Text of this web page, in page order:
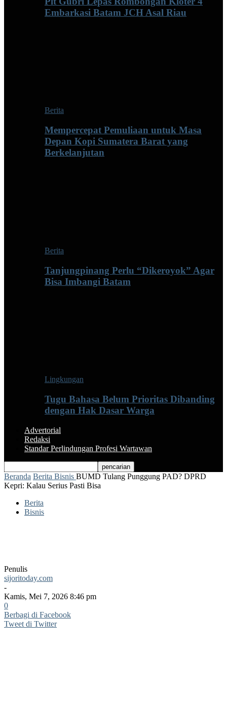
Embarkasi Batam JCH Asal Riau
Berita
Mempercepat Pemuliaan untuk Masa
Depan Kopi Sumatera Barat yang
Berkelanjutan
Berita
Tanjungpinang Perlu “Dikeroyok” Agar
Bisa Imbangi Batam
Lingkungan
Tugu Bahasa Belum Prioritas Dibanding
dengan Hak Dasar Warga
Advertorial
Redaksi
Standar Perlindungan Profesi Wartawan
Beranda Berita Bisnis BUMD Tulang Punggung PAD? DPRD
Kepri: Kalau Serius Pasti Bisa
Berita
Bisnis
Penulis
sijoritoday.com
-
Kamis, Mei 7, 2026 8:46 pm
0
Berbagi di Facebook
Tweet di Twitter